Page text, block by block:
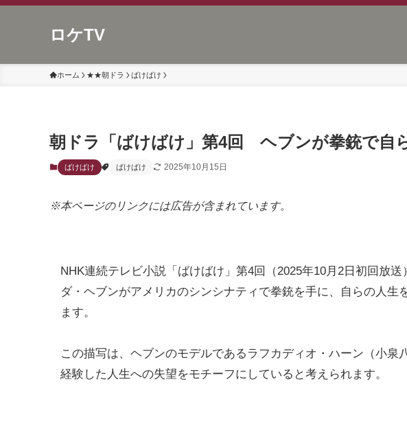
ロケTV
ホーム ★★朝ドラ ばけばけ
朝ドラ「ばけばけ」第4回 ヘブンが拳銃で
ばけばけ ばけばけ 2025年10月15日
※本ページのリンクには広告が含まれています。
NHK連続テレビ小説「ばけばけ」第4回（2025年10月2日初回放
ダ・ヘブンがアメリカのシンシナティで拳銃を手に、自らの人生
ます。
この描写は、ヘブンのモデルであるラフカディオ・ハーン（小泉
経験した人生への失望をモチーフにしていると考えられます。